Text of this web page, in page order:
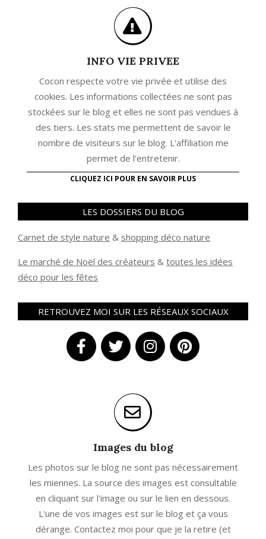
INFO VIE PRIVEE
Cocon respecte votre vie privée et utilise des
cookies. Les informations collectées ne sont pas
stockées sur le blog et elles ne sont pas vendues à
des tiers. Les stats me permettent de savoir le
nombre de visiteurs sur le blog. L'affiliation me
permet de l'entretenir.
CLIQUEZ ICI POUR EN SAVOIR PLUS
LES DOSSIERS DU BLOG
Carnet de style nature & shopping déco nature
Le marché de Noël des créateurs & toutes les idées
déco pour les fêtes
RETROUVEZ MOI SUR LES RÉSEAUX SOCIAUX
Images du blog
Les photos sur le blog ne sont pas nécessairement
les miennes. La source des images est consultable
en cliquant sur l'image ou sur le lien en dessous.
L'une de vos images est sur le blog et ça vous
dérange. Contactez moi pour que je la retire (et